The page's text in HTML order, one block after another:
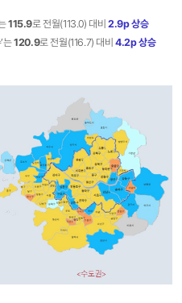
115.9로 전월(113.0) 대비 2.9p상승
는120.9로 전월(116.7) 대비 4.2p상승